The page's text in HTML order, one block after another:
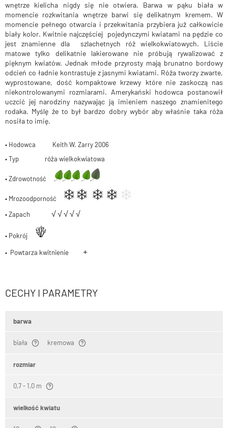
wnętrze kielicha nigdy się nie otwiera. Barwa w pąku biała w
momencie rozkwitania wnętrze barwi się delikatnym kremem. W
momencie pełnego otwarcia i przekwitania przybiera już całkowicie
biały kolor. Kwitnie najczęściej pojedynczymi kwiatami na pędzie co
jest znamienne dla szlachetnych róż wielkokwiatowych. Liście
matowe tylko delikatnie lakierowane nie próbują rywalizować z
pięknym kwiatów. Jednak młode przyrosty mają brunatno bordowy
odcień co ładnie kontrastuje z jasnymi kwiatami. Róża tworzy zwarte,
wyprostowane, dość kompaktowe krzewy które nie zaskoczą nas
niekontrolowanymi rozmiarami. Amerykański hodowca postanowił
uczcić jej narodziny nazywając ją imieniem naszego znamienitego
rodaka. Myślę że to był bardzo dobry wybór aby właśnie taka róża
nosiła to imię.
• Hodowca Keith W. Zarry 2006
• Typ róża wielkokwiatowa
• Zdrowotność
• Mrozoodporność
• Zapach √√√√√
• Pokrój
• Powtarza kwitnienie +
CECHY I PARAMETRY
barwa
biała kremowa
rozmiar
0,7 - 1,0 m
wielkość kwiatu